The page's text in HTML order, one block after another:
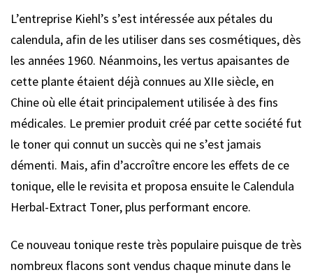
L’entreprise Kiehl’s s’est intéressée aux pétales du
calendula, afin de les utiliser dans ses cosmétiques, dès
les années 1960. Néanmoins, les vertus apaisantes de
cette plante étaient déjà connues au XIIe siècle, en
Chine où elle était principalement utilisée à des fins
médicales. Le premier produit créé par cette société fut
le toner qui connut un succès qui ne s’est jamais
démenti. Mais, afin d’accroître encore les effets de ce
tonique, elle le revisita et proposa ensuite le Calendula
Herbal-Extract Toner, plus performant encore.
Ce nouveau tonique reste très populaire puisque de très
nombreux flacons sont vendus chaque minute dans le